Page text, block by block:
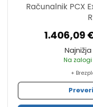
Računalnik PCX
1.406,09
Najnižja
Na
+